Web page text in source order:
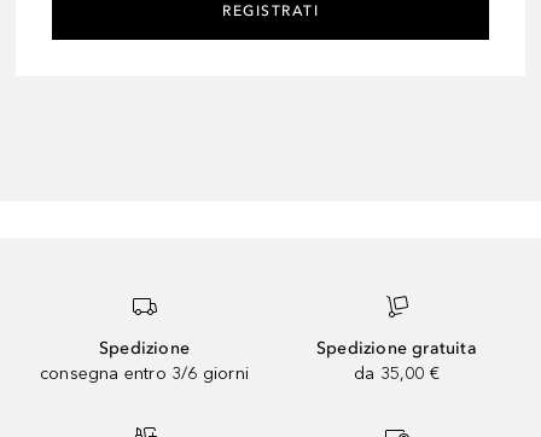
REGISTRATI
Spedizione
consegna entro 3/6 giorni
Spedizione gratuita
da 35,00 €